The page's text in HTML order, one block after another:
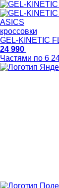
ASICS
кроссовки
GEL-KINETIC
24 990
Частями по 6